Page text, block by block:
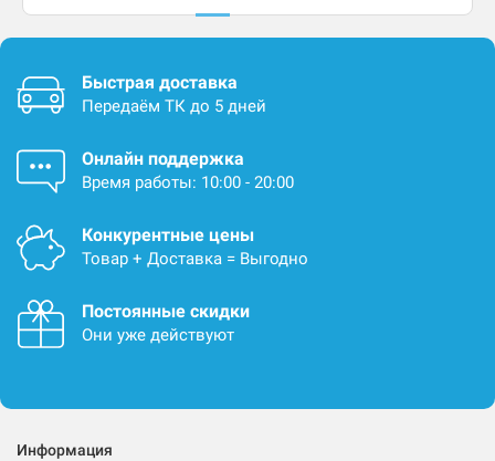
Быстрая доставка
Передаём ТК до 5 дней
Онлайн поддержка
Время работы: 10:00 - 20:00
Конкурентные цены
Товар + Доставка = Выгодно
Постоянные скидки
Они уже действуют
Информация